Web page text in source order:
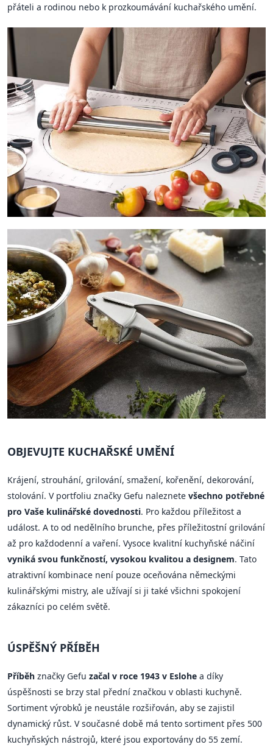
přáteli a rodinou nebo k prozkoumávání kuchařského umění.
OBJEVUJTE KUCHAŘSKÉ UMĚNÍ
Krájení, strouhání, grilování, smažení, kořenění, dekorování,
stolování. V portfoliu značky Gefu naleznete všechno potřebné
pro Vaše kulinářské dovednosti. Pro každou příležitost a
událost. A to od nedělního brunche, přes příležitostní grilování
až pro každodenní a vaření. Vysoce kvalitní kuchyňské náčiní
vyniká svou funkčností, vysokou kvalitou a designem. Tato
atraktivní kombinace není pouze oceňována německými
kulinářskými mistry, ale užívají si ji také všichni spokojení
zákazníci po celém světě.
ÚSPĚŠNÝ PŘÍBĚH
Příběh značky Gefu začal v roce 1943 v Eslohe a díky
úspěšnosti se brzy stal přední značkou v oblasti kuchyně.
Sortiment výrobků je neustále rozšiřován, aby se zajistil
dynamický růst. V současné době má tento sortiment přes 500
kuchyňských nástrojů, které jsou exportovány do 55 zemí.